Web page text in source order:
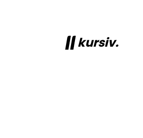
kursiv.